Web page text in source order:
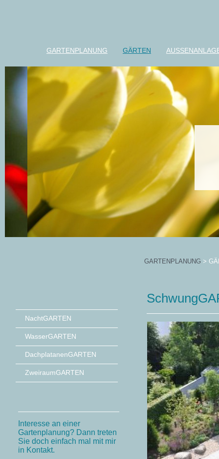
GARTENPLANUNG GÄRTEN
NachtGARTEN
WasserGARTEN
DachplatanenGARTEN
ZweiraumGARTEN
Interesse an einer
Gartenplanung? Dann treten
Sie doch einfach mal mit mir
in Kontakt.
GARTENPLANUNG >